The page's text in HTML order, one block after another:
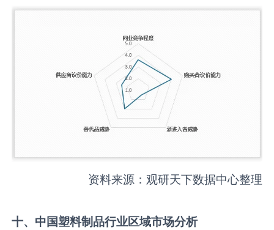
资料来源：观研天下数据中心整理
十、中国塑料制品行业区域市场分析